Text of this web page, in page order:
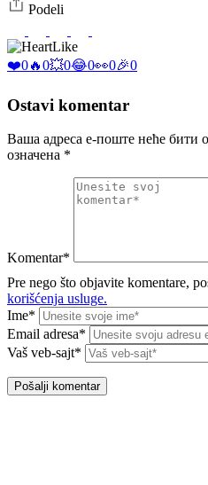
Podeli
Like
❤️0🔥0💥0😂0👀0🎉0
Ostavi komentar
Ваша адреса е-поште неће бити
означена *
Komentar*
Pre nego što objavite komentare,
korišćenja usluge.
Ime*
Email adresa*
Vaš veb-sajt*